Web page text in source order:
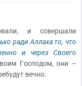
и совершали
ради Аллаха то, что
и через Своего
Господом, они –
вечно.